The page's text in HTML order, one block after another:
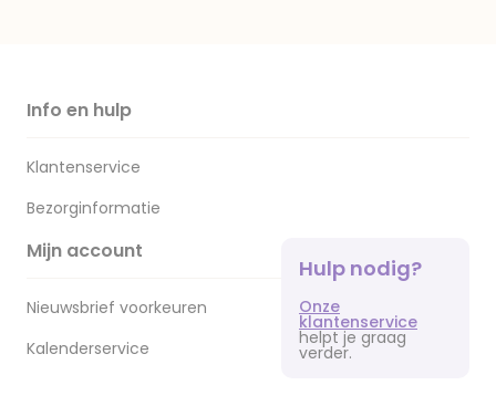
Info en hulp
Klantenservice
Bezorginformatie
Mijn account
Nieuwsbrief voorkeuren
Kalenderservice
Hulp nodig?
Onze
klantenservice
helpt je graag
verder.